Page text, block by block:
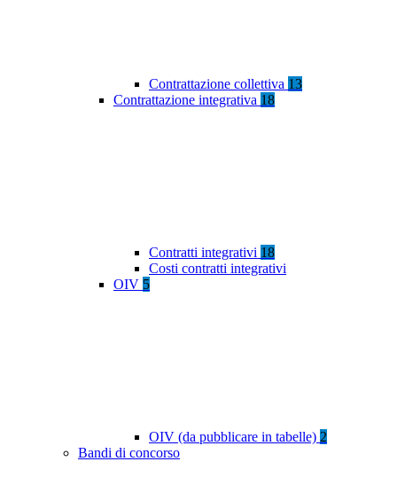
Contrattazione collettiva 13
Contrattazione integrativa 18
Contratti integrativi 18
Costi contratti integrativi
OIV 5
OIV (da pubblicare in tabelle) 2
Bandi di concorso